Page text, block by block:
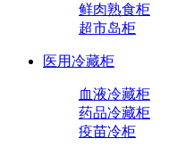
鲜肉熟食柜
超市岛柜
医用冷藏柜
血液冷藏柜
药品冷藏柜
疫苗冷柜